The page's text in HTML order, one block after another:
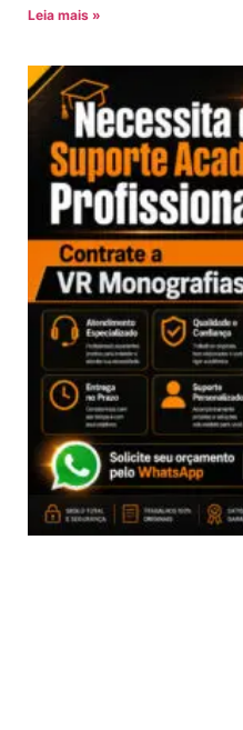
Leia mais »